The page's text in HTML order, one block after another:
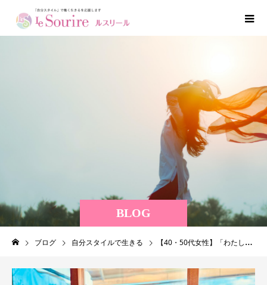
BLOG
ブログ 自分スタイルで生きる 【40・50代女性】「わたし色」の見つけ方を徹底解説